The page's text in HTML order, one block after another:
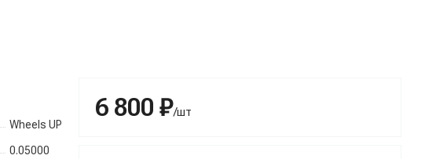
Wheels UP
0.05000
6 800 ₽/шт